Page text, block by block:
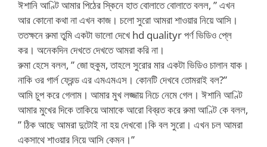
ঈশানি আণ্টি আমার পিঠের স্কিনে হাত বোলাতে বোলাতে বলল, ” এখন
আর কোনো কথা না এখন কাজ। চলো সুরো আমরা শাওয়ার নিয়ে আসি।
ততক্ষনে রুমা তুমি একটা ভালো দেখে hd qualityr পর্ণ ভিডিও প্লে
কর। অনেকদিন দেখতে দেখতে আমরা করি না।
রুমা হেসে বলল, ” জো হুকুম, তাহলে সুরোর মার একটা ভিডিও চালান যাক।
নাকি ওর গার্ল ফ্রেন্ড এর এমএমএস। কোনটি দেখবে তোমরাই বল?”
আমি চুপ করে গেলাম। আমার মুখ লজ্জায় নিচে নেমে গেল। ঈশানি আণ্টি
আমার মুখের দিকে তাকিয়ে আমাকে আরো বিব্রত করে রুমা আণ্টি কে বলল,
” ঠিক আছে আমরা দুটোই না হয় দেখবো।কি বল সুরো। এখন চল আমরা
একসাথে শাওয়ার নিয়ে আসি কেমন।”